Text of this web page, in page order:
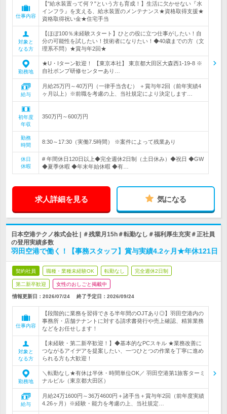
仕事内容
【"給水装置って何？"という方も育成！】生活に欠かせない『水
インフラ』を支える、給水装置のメンテナンス★資格取得支援★
資格取得祝い金★住宅手当
対象と
なる方
【ほぼ100％未経験スタート】ひとの役に立つ仕事がしたい！自
分の可能性を試したい！技術者になりたい！◆40歳までの方（文
理系不問）★賞与年2回★
勤務地
★U・Iターン歓迎！ 【東京本社】 東京都大田区大森西1-19-8 ※
自社ポンプ研修センターあり…
給与
月給25万円～40万円（一律手当含む） ＋賞与年2回（前年実績4
ヶ月以上）※前職を考慮の上、当社規定により決定します…
初年度
年収
350万円～600万円
勤務
時間
8:30～17:30（実働7.5時間） ※案件によって残業あり
休日
休暇
# 年間休日120日以上◆完全週休2日制（土日休み）◆祝日 ◆GW
◆夏季休暇 ◆年末年始休暇 ◆有…
求人詳細を見る 気になる
日本空港テクノ株式会社 | ＃残業月15h＃転勤なし＃福利厚生充実＃正社員
の登用実績多数
羽田空港で働く！【事務スタッフ】賞与実績4.2ヶ月★年休121日
契約社員 職種・業種未経験OK 転勤なし 完全週休2日制
第二新卒歓迎 女性のおしごと掲載中
情報更新日：2026/07/24 終了予定日： 2026/09/24
仕事内容
【段階的に業務を習得できる半年間のOJTあり◎】羽田空港内の
事務所・店舗テナントに対する請求書発行や売上確認、精算業務
などをお任せします！
対象と
なる方
【未経験・第二新卒歓迎！】◆基本的なPCスキル ★業務改善に
つながるアイデアを提案したい、一つひとつの作業を丁寧に進め
られる方も大歓迎！
勤務地
＼転勤なし★有休は半休・時間単位OK／ 羽田空港第1旅客ターミ
ナルビル（東京都大田区）
給与
月給24万1600円～36万4600円＋諸手当＋賞与年2回（前年度実績
4.26ヶ月）※経験・能力を考慮の上、当社規定…